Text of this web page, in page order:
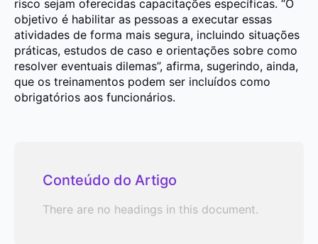
risco sejam oferecidas capacitações específicas. “O
objetivo é habilitar as pessoas a executar essas
atividades de forma mais segura, incluindo situações
práticas, estudos de caso e orientações sobre como
resolver eventuais dilemas”, afirma, sugerindo, ainda,
que os treinamentos podem ser incluídos como
obrigatórios aos funcionários.
Conteúdo do Artigo
There are no headings in this document.